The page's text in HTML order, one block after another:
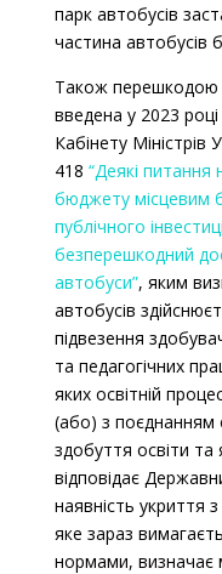
парк автобусів
частина автобусів
Також перешкодою
введена у 2023
Кабінету Міністрів
418 “Деякі питання
бюджету місцевим
публічного
безперешкодний
автобуси”, яким
автобусів
підвезення
та педагогічних
яких освітній
(або) з поєднанням
здобуття освіти
відповідає
наявність укриття
яке зараз
нормами, визначає